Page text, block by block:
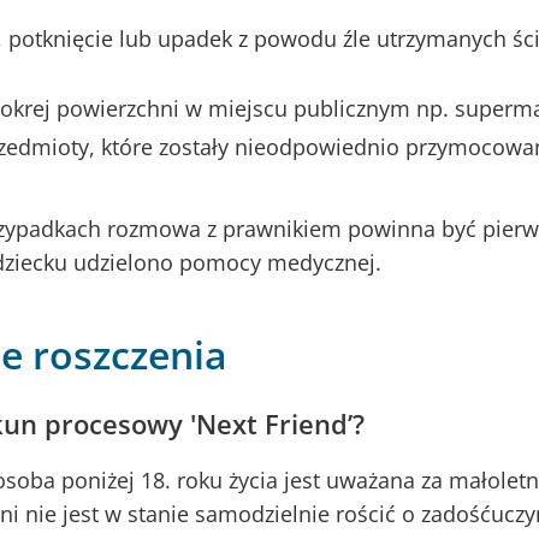
potknięcie lub upadek z powodu źle utrzymanych
powierzchni w miejscu publicznym np.
które zostały nieodpowiednio
rozmowa z prawnikiem powinna być
udzielono pomocy medycznej.
roszczenia
procesowy 'Next Friend’?
poniżej 18. roku życia jest uważana za
nie jest w stanie samodzielnie rościć o